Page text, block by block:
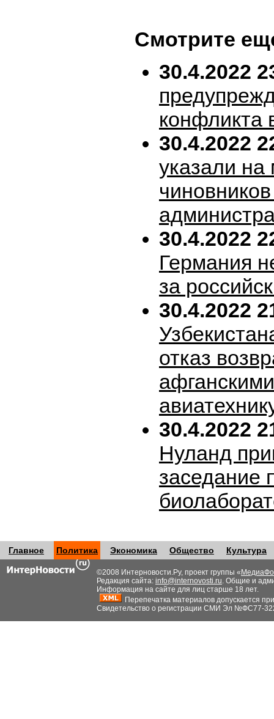
Смотрите
30.4.2022
конфликта
30.4.2022
указали на
30.4.2022
Германия
за
30.4.2022
отказ
30.4.2022
Нуланд
заседание
Главное Политика Экономика Общество Культура
©2008 Интерновости.Ру, проект группы «
Редакция сайта: info@internovosti.ru. Общие и
Информация на сайте для лиц старше 18 лет.
Перепечатка материалов допускается
Свидетельство о регистрации СМИ Эл №ФС77-